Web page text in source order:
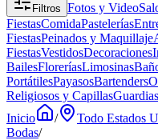
Filtros Fotos y Video
FiestasComidaPastelerías
FiestasPeinados y Maquillaje
FiestasVestidosDecoraciones
BailesFloreríasLimosinas
PortátilesPayasosBartenders
Religiosos y Capillas
Inicio
/ Todo Estados
Bodas/